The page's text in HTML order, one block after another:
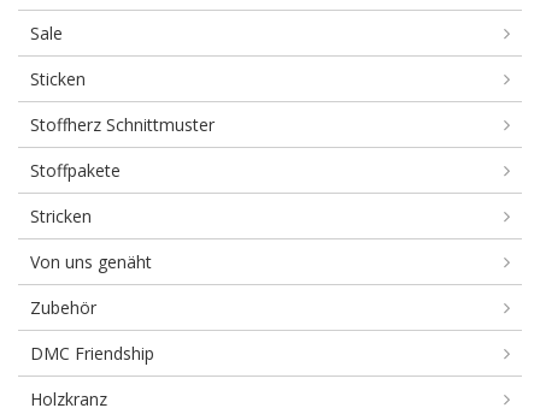
Sale
Sticken
Stoffherz Schnittmuster
Stoffpakete
Stricken
Von uns genäht
Zubehör
DMC Friendship
Holzkranz